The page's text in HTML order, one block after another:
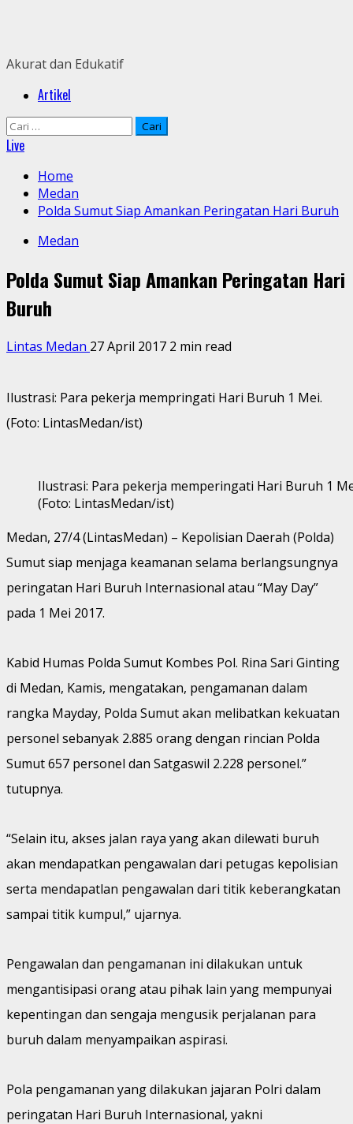
Akurat dan Edukatif
PrimaryArtikel
Cari
untuk:
Live
Home
Medan
Polda Sumut Siap Amankan Peringatan Hari Buruh
Medan
Polda Sumut Siap Amankan Peringatan Hari
Buruh
Lintas Medan 27 April 2017 2 min read
Ilustrasi: Para pekerja mempringati Hari Buruh 1 Mei.
(Foto: LintasMedan/ist)
Ilustrasi: Para pekerja memperingati Hari Buruh 1
(Foto: LintasMedan/ist)
Medan, 27/4 (LintasMedan) – Kepolisian Daerah (Polda)
Sumut siap menjaga keamanan selama berlangsungnya
peringatan Hari Buruh Internasional atau “May Day”
pada 1 Mei 2017.
Kabid Humas Polda Sumut Kombes Pol. Rina Sari Ginting
di Medan, Kamis, mengatakan, pengamanan dalam
rangka Mayday, Polda Sumut akan melibatkan kekuatan
personel sebanyak 2.885 orang dengan rincian Polda
Sumut 657 personel dan Satgaswil 2.228 personel.”
tutupnya.
“Selain itu, akses jalan raya yang akan dilewati buruh
akan mendapatkan pengawalan dari petugas kepolisian
serta mendapatlan pengawalan dari titik keberangkatan
sampai titik kumpul,” ujarnya.
Pengawalan dan pengamanan ini dilakukan untuk
mengantisipasi orang atau pihak lain yang mempunyai
kepentingan dan sengaja mengusik perjalanan para
buruh dalam menyampaikan aspirasi.
Pola pengamanan yang dilakukan jajaran Polri dalam
peringatan Hari Buruh Internasional, yakni